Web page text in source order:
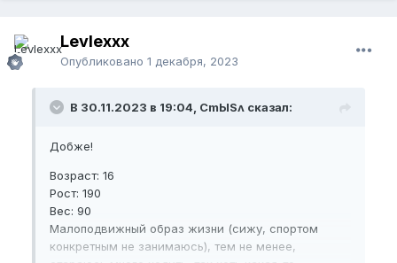
Levlexxx
Опубликовано 1 декабря, 2023
В 30.11.2023 в 19:04, CmЫSʌ сказал:
Добже!
Возраст: 16
Рост: 190
Вес: 90
Малоподвижный образ жизни (сижу, спортом
конкретным не занимаюсь), тем не менее,